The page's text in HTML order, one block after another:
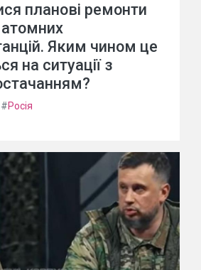
планові ремонти
Яким чином це
на ситуації з
#Росія